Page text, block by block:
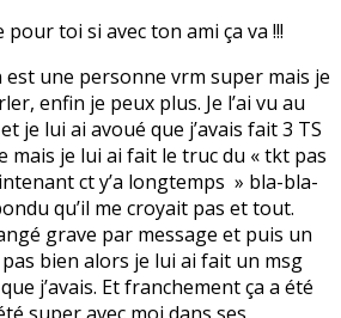
pour toi si avec ton ami ça va !!!
est une personne vrm super mais je
enfin je peux plus. Je l’ai vu au
je lui ai avoué que j’avais fait 3 TS
mais je lui ai fait le truc du « tkt pas
ct y’a longtemps » bla-bla-
qu’il me croyait pas et tout.
grave par message et puis un
pas bien alors je lui ai fait un msg
j’avais. Et franchement ça a été